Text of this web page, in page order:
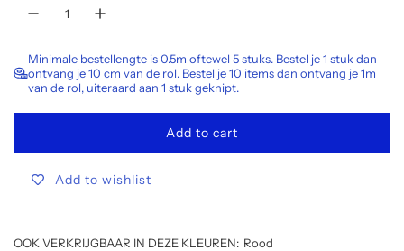
e
Minimale bestellengte is 0.5m oftewel 5 stuks. Bestel je 1 stuk dan
ontvang je 10 cm van de rol. Bestel je 10 items dan ontvang je 1m
van de rol, uiteraard aan 1 stuk geknipt.
Add to cart
l
n
Add to wishlist
OOK VERKRIJGBAAR IN DEZE KLEUREN: Rood